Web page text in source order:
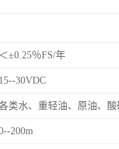
＜±0.25％FS/年
15--30VDC
类水、重轻油、原油、
200m